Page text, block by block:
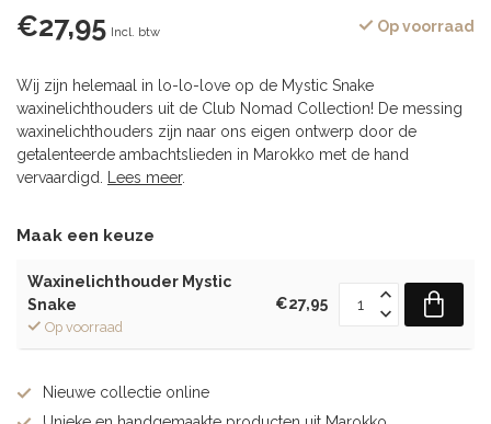
€27,95 Incl. btw Op voorraad
Wij zijn helemaal in lo-lo-love op de Mystic Snake
waxinelichthouders uit de Club Nomad Collection! De messing
waxinelichthouders zijn naar ons eigen ontwerp door de
getalenteerde ambachtslieden in Marokko met de hand
vervaardigd. Lees meer.
Maak een keuze
Waxinelichthouder Mystic
Snake
Op voorraad
€27,95
Nieuwe collectie online